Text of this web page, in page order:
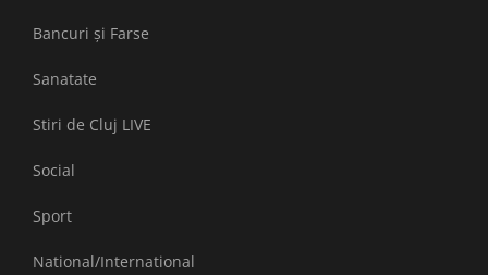
Bancuri și Farse
Sanatate
Stiri de Cluj LIVE
Social
Sport
National/International